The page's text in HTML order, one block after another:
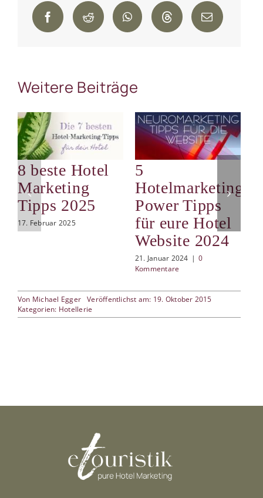
Weitere Beiträge
8 beste Hotel
Marketing
Tipps 2025
17. Februar 2025
5
Hotelmarketing
Power Tipps
für eure Hotel
Website 2024
21. Januar 2024 | 0
Kommentare
Von Michael Egger Veröffentlichst am: 19. Oktober 2015
Kategorien: Hotellerie